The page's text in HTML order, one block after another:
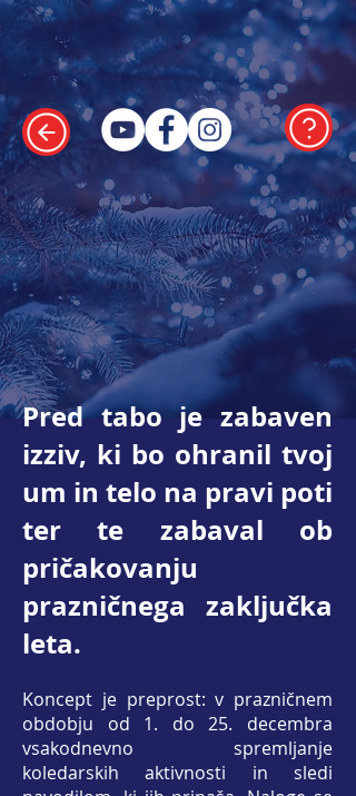
Pred tabo je zabaven
izziv, ki bo ohranil tvoj
um in telo na pravi poti
ter te zabaval ob
pričakovanju
prazničnega zaključka
leta.
Koncept je preprost: v prazničnem
obdobju od 1. do 25. decembra
vsakodnevno spremljanje
koledarskih aktivnosti in sledi